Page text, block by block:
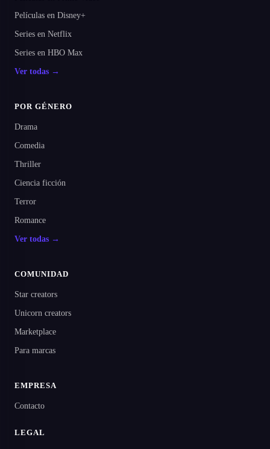
Películas en Disney+
Series en Netflix
Series en HBO Max
Ver todas →
POR GÉNERO
Drama
Comedia
Thriller
Ciencia ficción
Terror
Romance
Ver todas →
COMUNIDAD
Star creators
Unicorn creators
Marketplace
Para marcas
EMPRESA
Contacto
LEGAL